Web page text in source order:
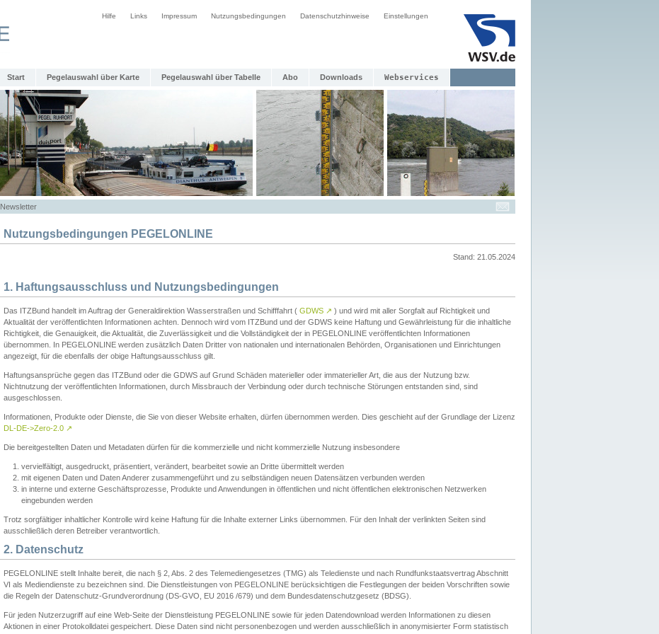
Hilfe Links Impressum Nutzungsbedingungen Datenschutzhinweise Einstellungen
Start Pegelauswahl über Karte Pegelauswahl über Tabelle Abo Downloads Webservices
Newsletter
Nutzungsbedingungen PEGELONLINE
Stand: 21.05.2024
1. Haftungsausschluss und Nutzungsbedingungen
Das ITZBund handelt im Auftrag der Generaldirektion Wasserstraßen und Schifffahrt ( GDWS ↗ ) und wird mit aller Sorgfalt auf Richtigkeit und
Aktualität der veröffentlichten Informationen achten. Dennoch wird vom ITZBund und der GDWS keine Haftung und Gewährleistung für die inhaltliche
Richtigkeit, die Genauigkeit, die Aktualität, die Zuverlässigkeit und die Vollständigkeit der in PEGELONLINE veröffentlichten Informationen
übernommen. In PEGELONLINE werden zusätzlich Daten Dritter von nationalen und internationalen Behörden, Organisationen und Einrichtungen
angezeigt, für die ebenfalls der obige Haftungsausschluss gilt.
Haftungsansprüche gegen das ITZBund oder die GDWS auf Grund Schäden materieller oder immaterieller Art, die aus der Nutzung bzw.
Nichtnutzung der veröffentlichten Informationen, durch Missbrauch der Verbindung oder durch technische Störungen entstanden sind, sind
ausgeschlossen.
Informationen, Produkte oder Dienste, die Sie von dieser Website erhalten, dürfen übernommen werden. Dies geschieht auf der Grundlage der Lizenz
DL-DE->Zero-2.0 ↗
Die bereitgestellten Daten und Metadaten dürfen für die kommerzielle und nicht kommerzielle Nutzung insbesondere
vervielfältigt, ausgedruckt, präsentiert, verändert, bearbeitet sowie an Dritte übermittelt werden
mit eigenen Daten und Daten Anderer zusammengeführt und zu selbständigen neuen Datensätzen verbunden werden
in interne und externe Geschäftsprozesse, Produkte und Anwendungen in öffentlichen und nicht öffentlichen elektronischen Netzwerken
eingebunden werden
Trotz sorgfältiger inhaltlicher Kontrolle wird keine Haftung für die Inhalte externer Links übernommen. Für den Inhalt der verlinkten Seiten sind
ausschließlich deren Betreiber verantwortlich.
2. Datenschutz
PEGELONLINE stellt Inhalte bereit, die nach § 2, Abs. 2 des Telemediengesetzes (TMG) als Teledienste und nach Rundfunkstaatsvertrag Abschnitt
VI als Mediendienste zu bezeichnen sind. Die Dienstleistungen von PEGELONLINE berücksichtigen die Festlegungen der beiden Vorschriften sowie
die Regeln der Datenschutz-Grundverordnung (DS-GVO, EU 2016 /679) und dem Bundesdatenschutzgesetz (BDSG).
Für jeden Nutzerzugriff auf eine Web-Seite der Dienstleistung PEGELONLINE sowie für jeden Datendownload werden Informationen zu diesen
Aktionen in einer Protokolldatei gespeichert. Diese Daten sind nicht personenbezogen und werden ausschließlich in anonymisierter Form statistisch